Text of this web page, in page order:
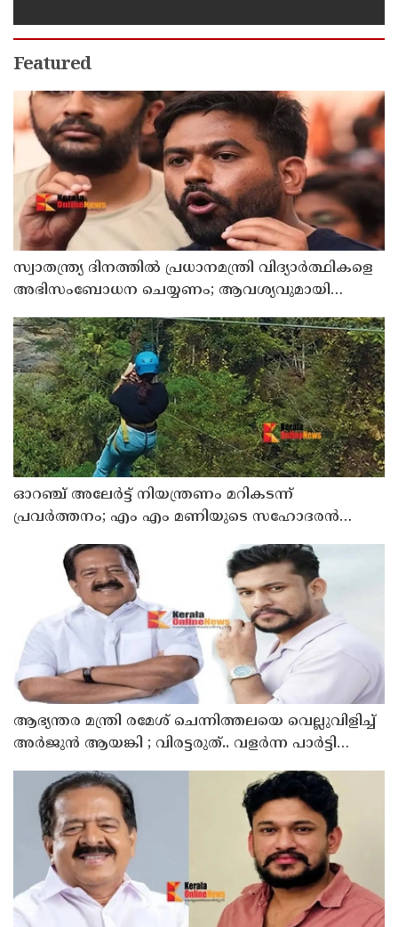
Featured
സ്വാതന്ത്ര്യ ദിനത്തില്‍ പ്രധാനമന്ത്രി വിദ്യാര്‍ത്ഥികളെ
അഭിസംബോധന ചെയ്യണം; ആവശ്യവുമായി
അഭിജീത് ദീപ്കെ
ഓറഞ്ച് അലേര്‍ട്ട് നിയന്ത്രണം മറികടന്ന്
പ്രവര്‍ത്തനം; എം എം മണിയുടെ സഹോദരന്‍
നടത്തുന്ന സിപ് ലൈന്‍ പൂട്ടിച്ച് അധികൃതര്‍
ആഭ്യന്തര മന്ത്രി രമേശ് ചെന്നിത്തലയെ വെല്ലുവിളിച്ച്
അ‍ർജുൻ ആയങ്കി ; വിരട്ടരുത്.. വളർന്ന പാർട്ടി
വേറെയാണ് !